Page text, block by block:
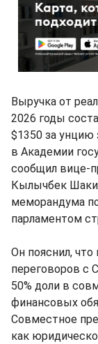
Выручка от
2026 годы
$1350 за унцию
в Академии
сообщил вице-
Кылычбек
меморандума
парламентом
Он пояснил,
переговоров с
50% доли в
финансовых
Совместное
как